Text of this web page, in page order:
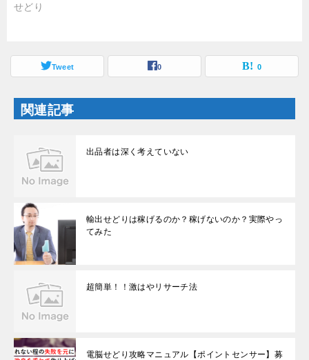
ウ
で
) ィ
ン
ド
で
開
き
ま
せどり
Tweet 0 0
関連記事
出品者は深く考えていない
輸出せどりは稼げるのか？稼げないのか？実際やっ
てみた
超簡単！！激はやリサーチ法
電脳せどり攻略マニュアル【ポイントセンサー】募